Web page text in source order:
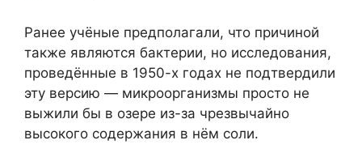
Ранее учёные предполагали, что причиной
также являются бактерии, но исследования,
проведённые в 1950-х годах не подтвердили
эту версию — микроорганизмы просто не
выжили бы в озере из-за чрезвычайно
высокого содержания в нём соли.